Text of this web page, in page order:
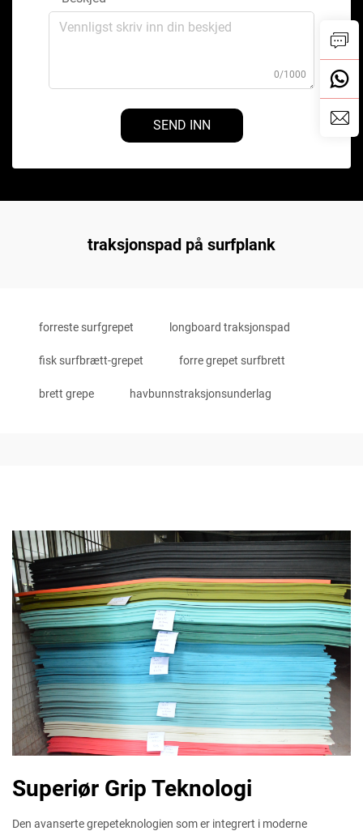
0/1000
SEND INN
traksjonspad på surfplank
forreste surfgrepet longboard traksjonspad
fisk surfbrætt-grepet forre grepet surfbrett
brett grepe havbunnstraksjonsunderlag
Superiør Grip Teknologi
Den avanserte grepeteknologien som er integrert i moderne